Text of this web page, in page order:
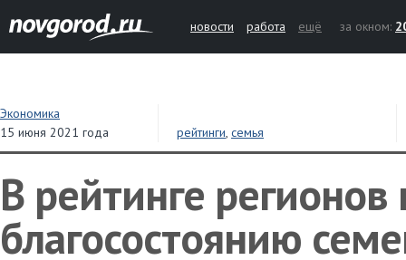
новости работа ещё за окном:
Экономика
15 июня 2021 года
рейтинги, семья
В рейтинге регионов
благосостоянию